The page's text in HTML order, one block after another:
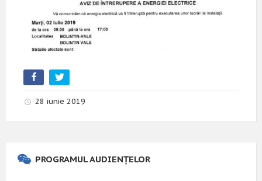
28 iunie 2019
PROGRAMUL AUDIENȚELOR